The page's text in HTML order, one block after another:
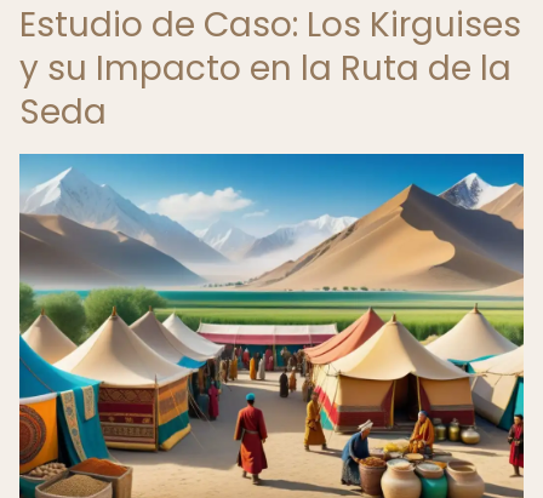
Estudio de Caso: Los Kirguises
y su Impacto en la Ruta de la
Seda